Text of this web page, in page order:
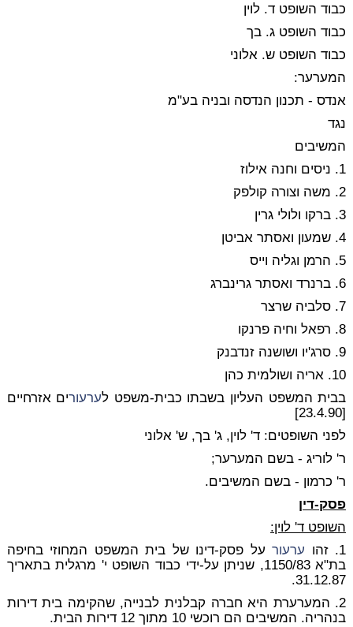
כבוד השופט ד. לוין
כבוד השופט ג. בך
כבוד השופט ש. אלוני
המערער:
אנדס - תכנון הנדסה ובניה בע"מ
נגד
המשיבים
1. ניסים וחנה אילוז
2. משה וצורה קולפק
3. ברקו ולולי גרין
4. שמעון ואסתר אביטן
5. הרמן וגליה וייס
6. ברנרד ואסתר גרינברג
7. סלביה שרצר
8. רפאל וחיה פרנקו
9. סרג'יו ושושנה זנדבנק
10. אריה ושולמית כהן
בבית המשפט העליון בשבתו כבית-משפט לערעורים אזרחיים
[23.4.90]
לפני השופטים: ד' לוין, ג' בך, ש' אלוני
ר' לוריג - בשם המערער;
ר' כרמון - בשם המשיבים.
פסק-דין
השופט ד' לוין:
1. זהו
ערעורעל פסק-דינו של בית המשפט המחוזי בחיפה
בת"א 1150/83, שניתן על-ידי כבוד השופט י' מרגלית בתאריך
31.12.87.
2. המערערת היא חברה קבלנית לבנייה, שהקימה בית דירות
בנהריה. המשיבים הם רוכשי 10 מתוך 12 דירות הבית.